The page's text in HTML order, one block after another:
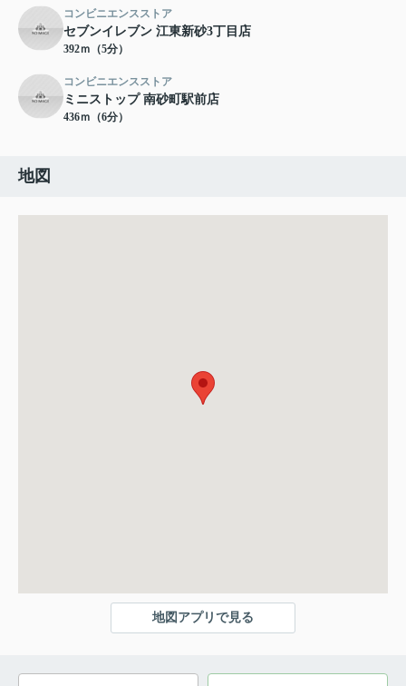
コンビニエンスストア
セブンイレブン 江東新砂3丁目店
392ｍ（5分）
コンビニエンスストア
ミニストップ 南砂町駅前店
436ｍ（6分）
地図
地図アプリで見る